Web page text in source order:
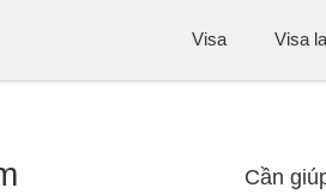
Visa Visa
Cần